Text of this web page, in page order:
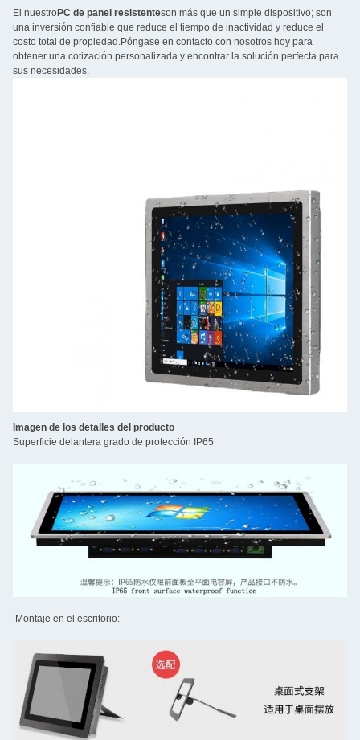
El nuestroPC de panel resistenteson más que un simple dispositivo; son
una inversión confiable que reduce el tiempo de inactividad y reduce el
costo total de propiedad.Póngase en contacto con nosotros hoy para
obtener una cotización personalizada y encontrar la solución perfecta para
sus necesidades.
Imagen de los detalles del producto
Superficie delantera grado de protección IP65
Montaje en el escritorio: